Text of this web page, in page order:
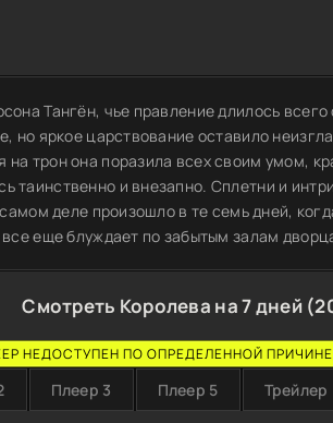
Тангён, чье правление длилось
но яркое царствование оставило
трон она поразила всех своим умом,
таинственно и внезапно. Сплетни и
деле произошло в те семь дней,
все еще блуждает по забытым залам
Смотреть Королева на 7 дней
НЕДОСТУПЕН ПО ОПРЕДЕЛЕННОЙ
Плеер 3 Плеер 5 Трейлер